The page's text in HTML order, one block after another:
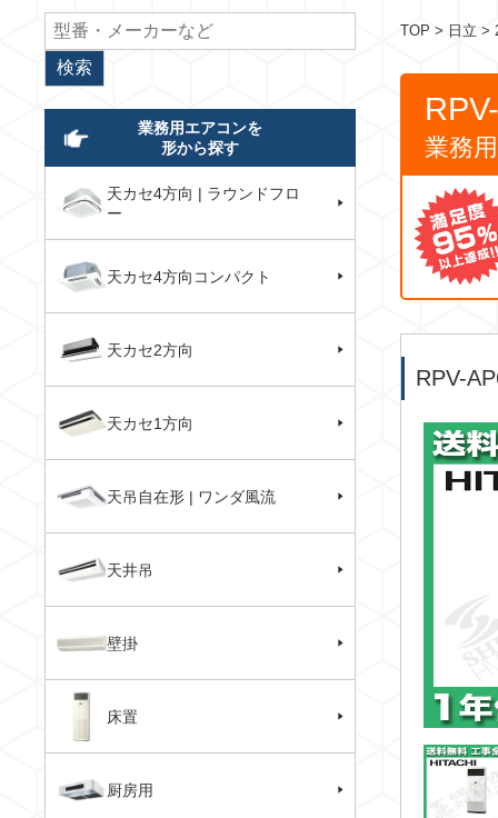
TOP > 日立 >
業務
RPV-
業務用エアコンを
形から探す
天カセ4方向 | ラウンドフロ
ー
天カセ4方向コンパクト
天カセ2方向
天カセ1方向
天吊自在形 | ワンダ風流
天井吊
壁掛
床置
厨房用